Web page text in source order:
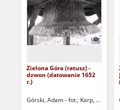
Zielona Góra (ratusz) -
dzwon (datowanie 1652
r.)
Górski, Adam - fot. Karp, Paweł -